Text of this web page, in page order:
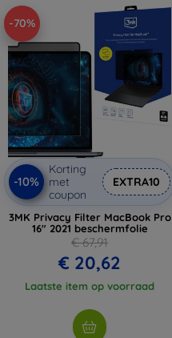
-70%
-10%
Korting
met
coupon
EXTRA10
3MK Privacy Filter MacBook Pro
16" 2021 beschermfolie
€ 67,91
€ 20,62
Laatste item op voorraad